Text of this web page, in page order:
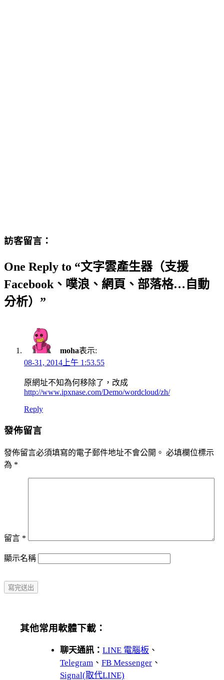
訪客留言：
One Reply to “文字雲產生器（支援
Facebook、噗浪、網頁、部落格…自動
分析）”
moha表示:
08-31, 2014上午 1:53.55
原網址不知為何移除了，改成
http://www.ipxnase.com/Demo/wordcloud/zh/
Reply
發佈留言
發佈留言必須填寫的電子郵件地址不會公開。 必填欄位標示
為 *
留言 *
顯示名稱
其他常用軟體下載：
聊天通訊： LINE 電腦板 、
Telegram 、 FB Messenger 、
Signal(取代LINE)